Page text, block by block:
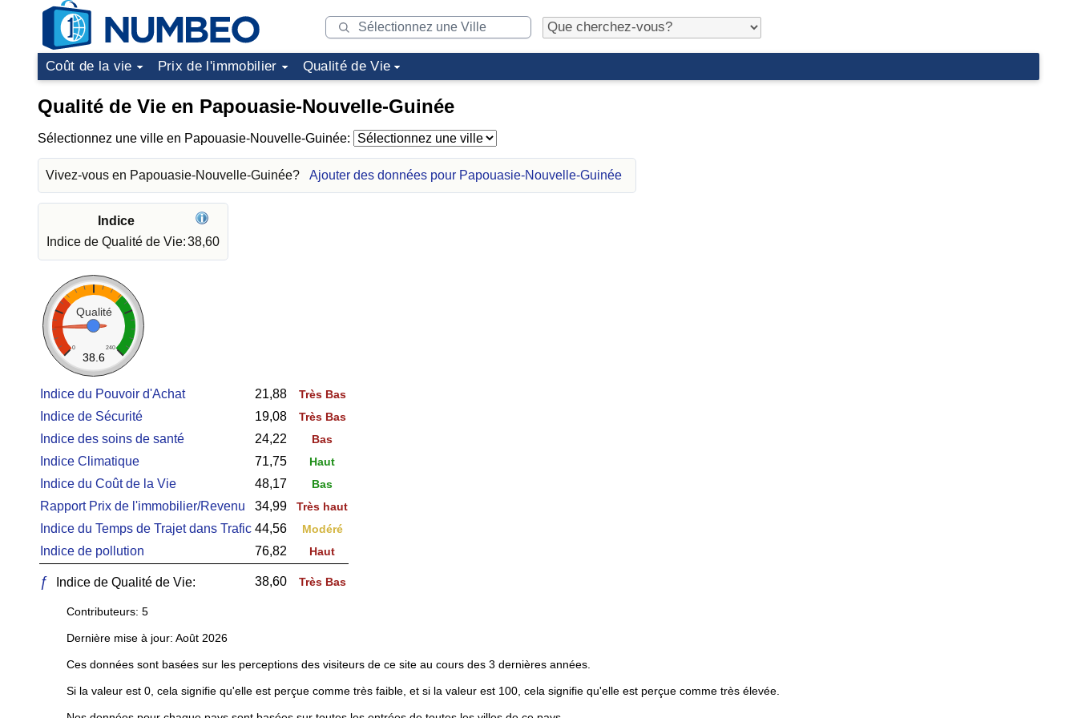
Coût de la vie Prix de l'immobilier Qualité de Vie
Qualité de Vie en Papouasie-Nouvelle-Guinée
Sélectionnez une ville en Papouasie-Nouvelle-Guinée:
Vivez-vous en Papouasie-Nouvelle-Guinée? Ajouter des données pour Papouasie-Nouvelle-Guinée
Indice
Indice de Qualité de Vie:38,60
Qualité
0 240
38.6
Indice du Pouvoir d'Achat 21,88 Très Bas
Indice de Sécurité 19,08 Très Bas
Indice des soins de santé 24,22 Bas
Indice Climatique 71,75 Haut
Indice du Coût de la Vie 48,17 Bas
Rapport Prix de l'immobilier/Revenu 34,99 Très haut
Indice du Temps de Trajet dans Trafic 44,56 Modéré
Indice de pollution 76,82 Haut
ƒ Indice de Qualité de Vie: 38,60 Très Bas
Contributeurs: 5
Dernière mise à jour: Août 2026
Ces données sont basées sur les perceptions des visiteurs de ce site au cours des 3 dernières années.
Si la valeur est 0, cela signifie qu'elle est perçue comme très faible, et si la valeur est 100, cela signifie qu'elle est perçue comme très élevée.